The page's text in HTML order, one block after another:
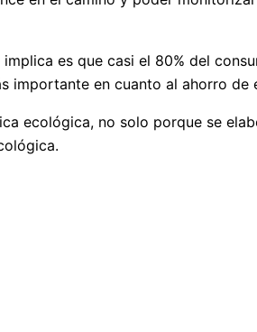
es que casi el 80% del
importante en cuanto al ahorro de
ecológica, no solo porque se